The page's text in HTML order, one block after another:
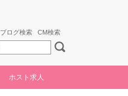
ブログ検索 CM検索
ホスト求人